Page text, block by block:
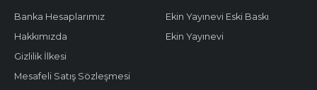
Banka Hesaplarımız
Hakkımızda
Gizlilik İlkesi
Mesafeli Satış Sözleşmesi
Ekin Yayınevi Eski Baskı
Ekin Yayınevi